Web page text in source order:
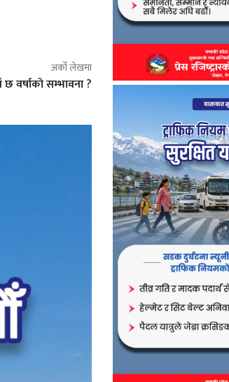
अर्को लेखमा
सम्भावना ?